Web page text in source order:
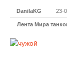
DanilaKG 23-
Лента Мира